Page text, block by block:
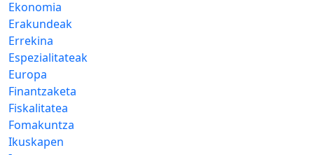
Ekonomia
Erakundeak
Errekina
Espezialitateak
Europa
Finantzaketa
Fiskalitatea
Fomakuntza
Ikuskapen